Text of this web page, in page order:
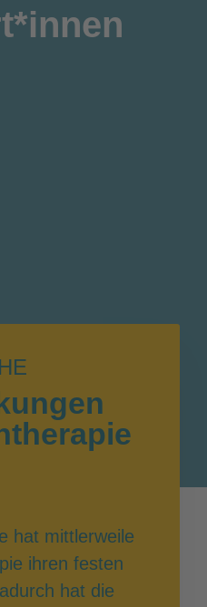
hat mittlerweile
ihren festen
hat die